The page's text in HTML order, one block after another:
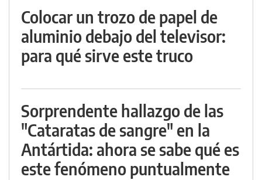
Colocar un trozo de papel de
aluminio debajo del televisor:
para qué sirve este truco
Sorprendente hallazgo de las
"Cataratas de sangre" en la
Antártida: ahora se sabe qué es
este fenómeno puntualmente